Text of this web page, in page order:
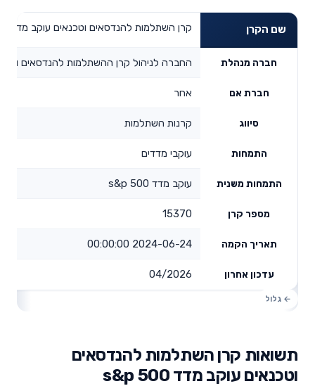
שם הקרן קרן השתלמות להנדסאים וטכנאים עוקב מדד s&p 500
חברה מנהלת החברה לניהול קרן ההשתלמות להנדסאים
חברת אם אחר
סיווג קרנות השתלמות
התמחות עוקבי מדדים
התמחות משנית עוקב מדד s&p 500
מספר קרן 15370
תאריך הקמה 2024-06-24 00:00:00
עדכון אחרון 04/2026
תשואות קרן השתלמות להנדסאים
וטכנאים עוקב מדד s&p 500